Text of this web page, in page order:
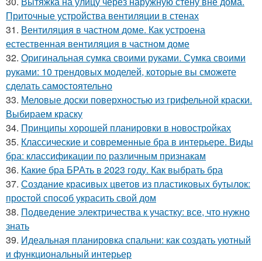
Приточные устройства вентиляции в стенах
31. Вентиляция в частном доме. Как устроена
естественная вентиляция в частном доме
32. Оригинальная сумка своими руками. Сумка своими
руками: 10 трендовых моделей, которые вы сможете
сделать самостоятельно
33. Меловые доски поверхностью из грифельной краски.
Выбираем краску
34. Принципы хорошей планировки в новостройках
35. Классические и современные бра в интерьере. Виды
бра: классификации по различным признакам
36. Какие бра БРАть в 2023 году. Как выбрать бра
37. Создание красивых цветов из пластиковых бутылок:
простой способ украсить свой дом
38. Подведение электричества к участку: все, что нужно
знать
39. Идеальная планировка спальни: как создать уютный
и функциональный интерьер